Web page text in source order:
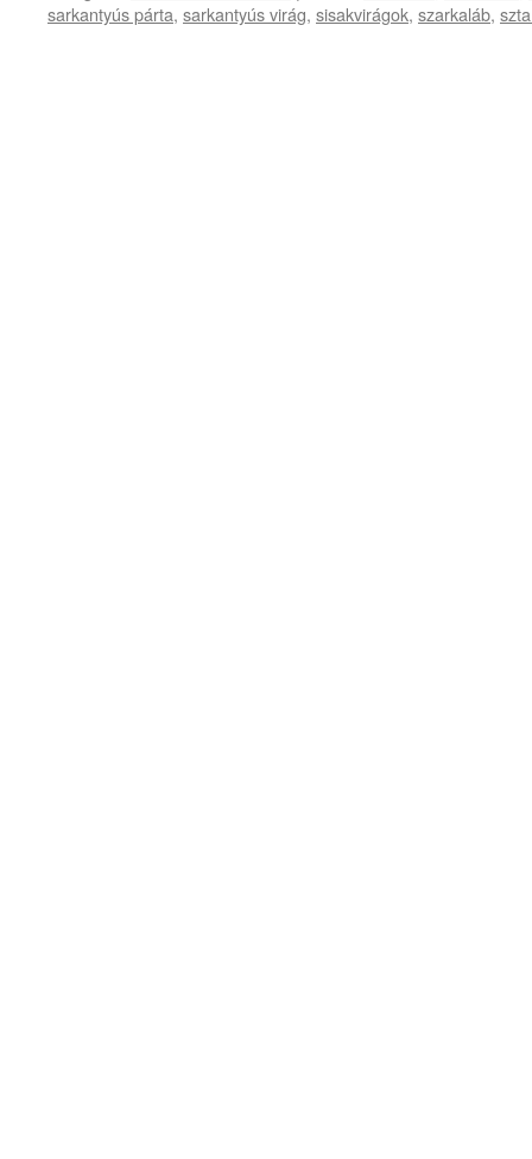
sarkantyús párta, sarkantyús virág, sisakvirágok, szarkaláb,